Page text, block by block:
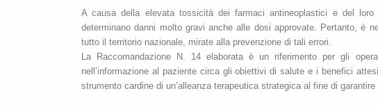
A causa della elevata tossicità dei farmaci antineoplastici e del
determinano danni molto gravi anche alle dosi approvate. Pertanto, è
tutto il territorio nazionale, mirate alla prevenzione di tali errori.
La Raccomandazione N. 14 elaborata è un riferimento per gli
nell’informazione al paziente circa gli obiettivi di salute e i benefici
strumento cardine di un’alleanza terapeutica strategica al fine di